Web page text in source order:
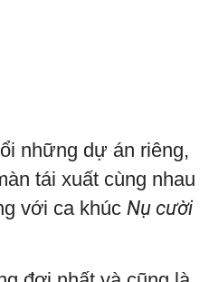
những dự án riêng,
tái xuất cùng nhau
với ca khúc Nụ cười